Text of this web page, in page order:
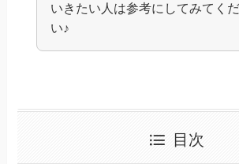
いきたい人は参考にしてみてく
い♪
目次